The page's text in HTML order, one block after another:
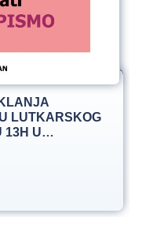
LUTKARSKOG
13H U